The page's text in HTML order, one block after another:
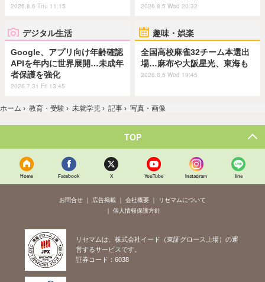
2026.8.6 Thu 11:15 2026.8.5 Wed 20:32
デジタル生活
Google、アプリ向け年齢確認
APIを年内に世界展開…未成年
者保護を強化
2026.7.31 Fri 13:45
趣味・娯楽
全国高校麻雀32チーム本選出
場…麻布や大阪星光、東海も
2026.8.5 Wed 19:45
ホーム › 教育・受験 › 未就学児 › 記事 › 写真・画像
TOP
Home Facebook X YouTube Instagram line
お問合せ 広告掲載 会社概要
リセマムについて
個人情報保護方針
リセマムは、株式会社イード（東証グロース上場）の運
営するサービスです。
証券コード：6038